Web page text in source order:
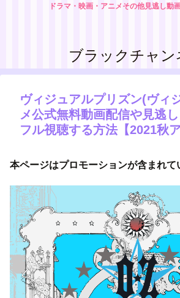
ドラマ・映画・アニメその他見逃し動
ブラックチャン
ヴィジュアルプリズン(ヴィ
メ公式無料動画配信や見逃
フル視聴する方法【2021秋ア
本ページはプロモーションが含まれて